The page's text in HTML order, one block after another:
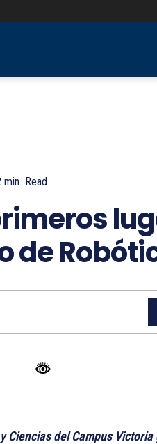
min. Read
de
Ciencias del Campus